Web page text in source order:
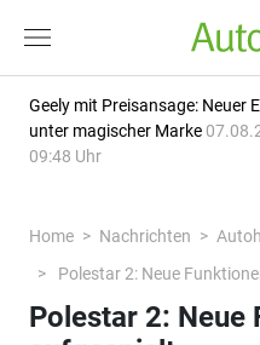
Geely mit Preisansage: Neuer
unter magischer Marke
09:48 Uhr
Home Nachrichten
Polestar 2: Neue
Polestar 2: Neue